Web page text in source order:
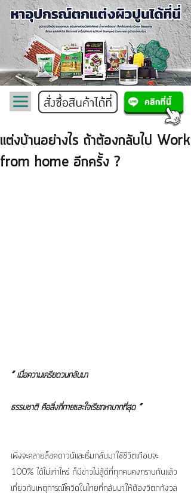
แต่งบ้านอย่างไร ถ้าต้องกลับไป Work
from home อีกครั้ง ?
“ เมื่อความเครียดวนกลับมา
ธรรมชาติ คือสิ่งที่กายและใจเรียกหามากที่สุด ”
เพิ่งจะคลายล็อคดาวน์และเริ่มกลับมาใช้ชีวิตเกือบจะ
100% ได้ไม่เท่าไหร่ ก็มีข่าวไม่สู้ดีที่ทุกคนคงทราบกันแล้ว
เกี่ยวกับเหตุการณ์โควิดในไทยที่กลับมาให้ต้องวิตกกังวล